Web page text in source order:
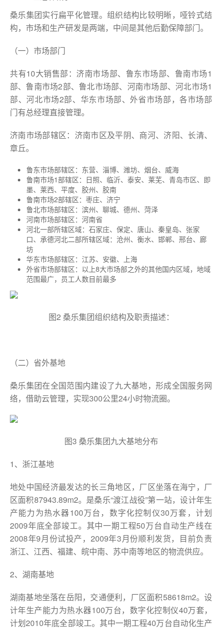
桑乐集团实行扁平化管理。组织结构比较明晰，哑铃式结
构，市场和生产研发是两端，中间是其他后勤保障部门。
（一）市场部门
共有10大销售部：济南市场部、鲁东市场部、鲁南市场1
部、鲁南市场2部、鲁北市场部、河南市场部、河北市场1
部、河北市场2部、华东市场部、外省市场部，各市场部
门有总经理直接管理。
济南市场部辖区：济南市区及平阴、商河、济阳、长清、
章丘。
鲁东市场部辖区：东营、淄博、潍坊、烟台、威海
鲁南市场1部辖区：日照、临沂、泰安、莱芜、青岛市区、即
墨、莱西、平度、胶州、胶南
鲁南市场2部辖区：枣庄、济宁
鲁北市场部辖区：滨州、聊城、德州、菏泽
河南市场部辖区：河南省
河北一部所辖区域：石家庄、保定、唐山、秦皇岛、张家
口、承德河北二部所辖区域：沧州、衡水、邯郸、邢台、廊
坊
华东市场部辖区：江苏、安徽、上海
外省市场部辖区：以上8大市场部之外的其他国内区域，地域
范围最广，员工人数目前最多
图2 桑乐集团组织结构及职责描述：
（二）省外基地
桑乐集团在全国范围内建设了九大基地，形成全国服务网
络，借助云管理，实现300公里24小时物流圈。
图3 桑乐集团九大基地分布
1、浙江基地
地处中国经济最发达的长三角地区，厂区坐落在海宁，厂
区面积87943.89m2。是桑乐“渡江战役”第一站，设计年生
产能力为热水器100万台，数字化控制仪30万套，计划
2009年底全部竣工。其中一期工程50万台自动生产线在
2008年9月份试投产，2009年3月份顺利发货，目前负责
浙江、江西、福建、皖中南、苏中南等地区的物流供应。
2、湖南基地
湖南基地坐落在岳阳，交通便利，厂区面积58618m2。设
计年生产能力为热水器100万台，数字化控制仪40万套，
计划2010年底全部竣工。其中一期工程40万台自动化生产